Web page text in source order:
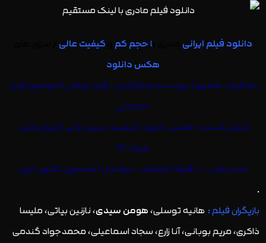
دانلود فیلم ایرانی احجم کم کیفیت عالی
هکس دانلود
نام فیلم :مادری| نویسنده و کارگردان : رقیه توکلی | موضوع (ژانر) :
اجتماعی
منتشر کننده : هکس دانلود| کیفیت : بسیار عالی | تاریخ پخش :
مرداد 97
مدت زمان : – دقیقه | مخاطب : بزرگسال | محصول کشور : ایران
.
بازیگران فیلم : هانیه توسلی،هومن سیدی، نازنین بیاتی، ملیسا
ذاکری، مریم بوبانی، آنا زارع، سجاد اسماعیلی، محمدجواد گندمی